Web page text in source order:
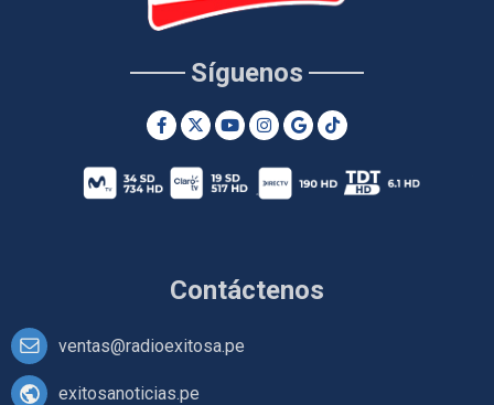
Contáctenos
ventas@radioexitosa.pe
exitosanoticias.pe
Síguenos